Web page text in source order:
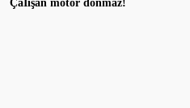
ÇaIışan motor donmaz!